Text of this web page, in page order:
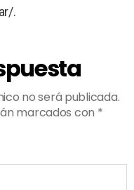
.
no será publicada.
marcados con *